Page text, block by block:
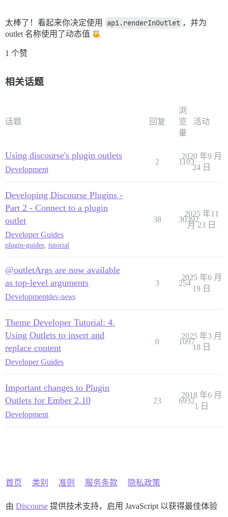
太棒了！看起来你决定使用 api.renderInOutlet ，并为
outlet 名称使用了动态值
1 个赞
相关话题
话题 回复
浏
览
量
活动
Using discourse's plugin outlets
Development
2 1103
2020 年9 月
24 日
Developing Discourse Plugins -
Part 2 - Connect to a plugin
outlet
Developer Guides
plugin-guides tutorial
38 30392
2025 年11
月 23 日
@outletArgs are now available
as top-level arguments
Developmentdev-news
3 254
2025 年6 月
19 日
Theme Developer Tutorial: 4.
Using Outlets to insert and
replace content
Developer Guides
0 1097
2025 年3 月
18 日
Important changes to Plugin
Outlets for Ember 2.10
Development
23 6932
2018 年6 月
1 日
首页 类别 准则 服务条款 隐私政策
由 Discourse提供技术支持，启用 JavaScript 以获得最佳体验